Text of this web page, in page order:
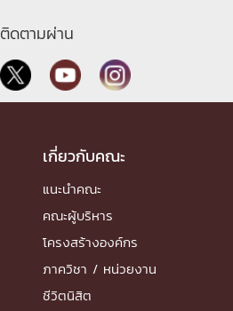
ติดตามผ่าน
เกี่ยวกับคณะ
แนะนำคณะ
คณะผู้บริหาร
โครงสร้างองค์กร
ภาควิชา / หน่วยงาน
ชีวิตนิสิต